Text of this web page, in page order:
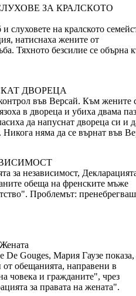
ЗА КРАЛСКОТО
слуховете на кралското
натиснаха жените от
Тяхното безсилие се обърна
ДВОРЕЦА
във Версай. Към жените
в двореца и убиха двама
да напуснат двореца си и
няма да се върнат във
за независимост,
обеща на френските мъже
Проблемът:
Gouges, Мария Гаузе показа,
обещанията, направени в
човека и гражданите", чрез
за правата на жената".